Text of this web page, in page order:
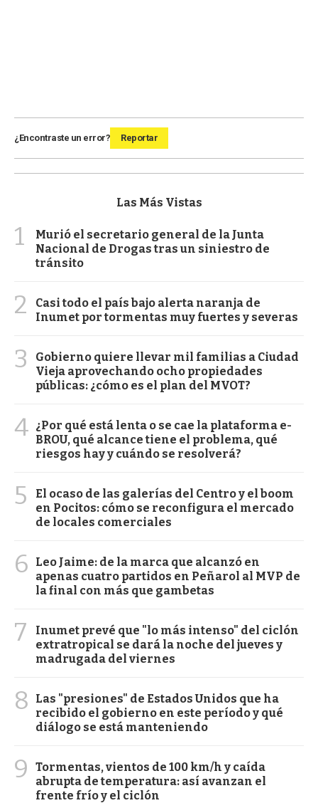
¿Encontraste un error? Reportar
Las Más Vistas
1
Murió el secretario general de la Junta
Nacional de Drogas tras un siniestro de
tránsito
2
Casi todo el país bajo alerta naranja de
Inumet por tormentas muy fuertes y severas
3
Gobierno quiere llevar mil familias a Ciudad
Vieja aprovechando ocho propiedades
públicas: ¿cómo es el plan del MVOT?
4 ¿Por qué está lenta o se cae la plataforma e-
BROU, qué alcance tiene el problema, qué
riesgos hay y cuándo se resolverá?
5
El ocaso de las galerías del Centro y el boom
en Pocitos: cómo se reconfigura el mercado
de locales comerciales
6
Leo Jaime: de la marca que alcanzó en
apenas cuatro partidos en Peñarol al MVP de
la final con más que gambetas
7
Inumet prevé que "lo más intenso" del ciclón
extratropical se dará la noche del jueves y
madrugada del viernes
8
Las "presiones" de Estados Unidos que ha
recibido el gobierno en este período y qué
diálogo se está manteniendo
9
Tormentas, vientos de 100 km/h y caída
abrupta de temperatura: así avanzan el
frente frío y el ciclón